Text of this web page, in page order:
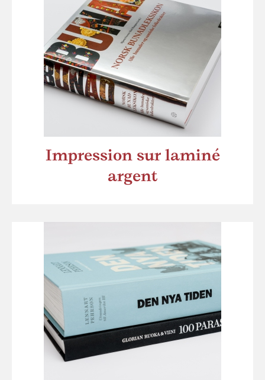
Impression sur laminé
argent